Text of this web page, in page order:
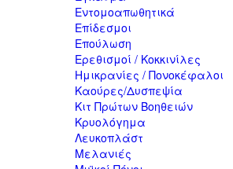
Εντομοαπωθητικά
Επίδεσμοι
Επούλωση
Ερεθισμοί / Κοκκινίλες
Ημικρανίες / Πονοκέφαλοι
Καούρες/Δυσπεψία
Κιτ Πρώτων Βοηθειών
Κρυολόγημα
Λευκοπλάστ
Μελανιές